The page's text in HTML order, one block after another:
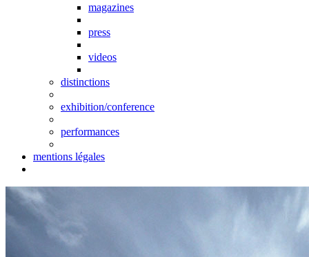
magazines
press
videos
distinctions
exhibition/conference
performances
mentions légales